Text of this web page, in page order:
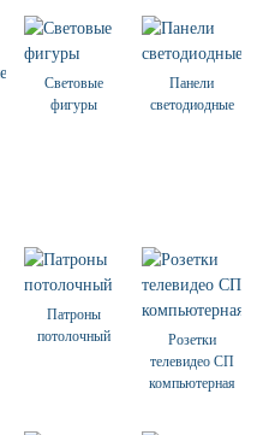
Световые
фигуры
Панели
светодиодные
Патроны
потолочный
Розетки
телевидео СП
компьютерная